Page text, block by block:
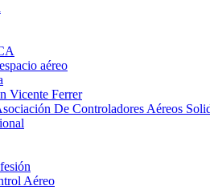
aéreo
Vicente Ferrer
De Controladores Aéreos
Aéreo